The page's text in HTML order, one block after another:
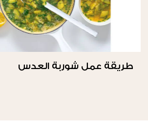
طريقة عمل شوربة العدس